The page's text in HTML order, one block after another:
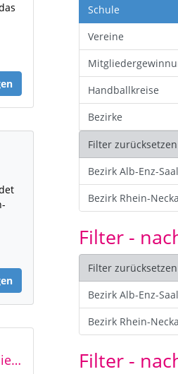
BHV Feriencamp feiert Premiere - Zeit um die Woche Revue passieren zu lassen
Schule
Vereine
Handballkreise
Bezirke
Filter zurücksetzen
Bezirk Alb-Enz-Saal
Bezirk Rhein-
Filter -
Filter zurücksetzen
Bezirk Alb-Enz-Saal
Bezirk Rhein-
Filter -